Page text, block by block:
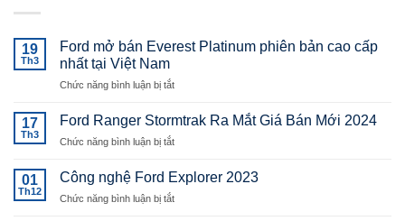
19
Th3
Ford mở bán Everest Platinum phiên bản cao cấp
nhất tại Việt Nam
Chức năng bình luận bị tắtở
mở
Everest
phiên
17
Th3
Ford Ranger Stormtrak Ra Mắt Giá Bán Mới 2024
Chức năng bình luận bị tắtở
Ranger
Stormtrak
Ra
01
Th12
Công nghệ Ford Explorer 2023
Chức năng bình luận bị tắtở